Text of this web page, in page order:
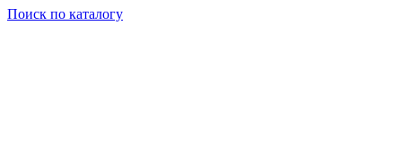
Поиск по каталогу